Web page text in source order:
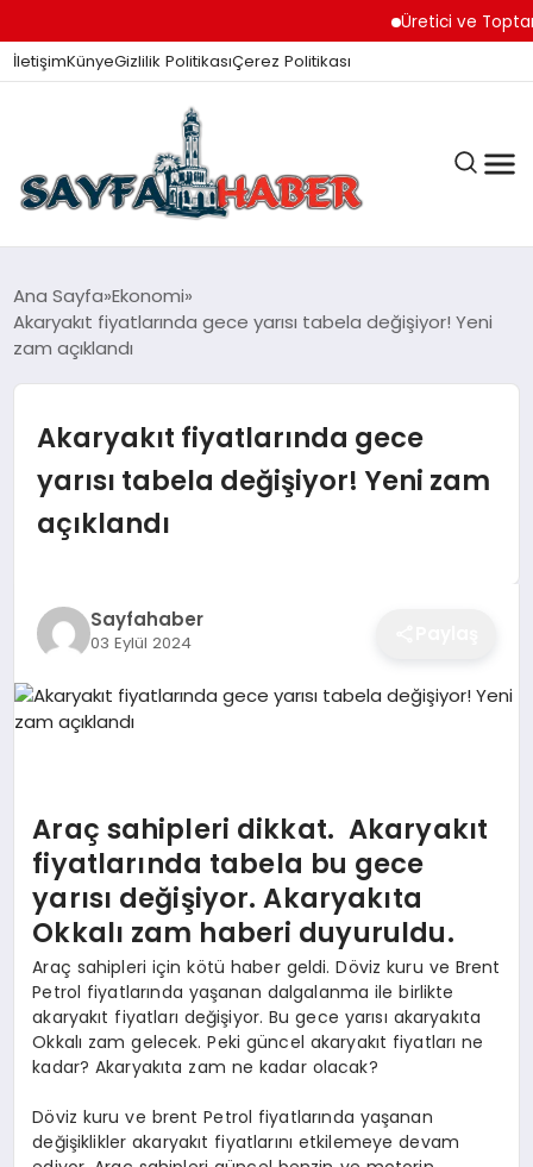
Üretici ve
İletişimKünyeGizlilik PolitikasıÇerez Politikası
ANA SAYFA
GÜNDEM
İZMIR HABERLERI
EKONOMI
SAĞLIK
SPOR
YAŞAM
DIĞER
Ana Sayfa Ekonomi
Akaryakıt fiyatlarında gece yarısı tabela değişiyor! Yeni
zam açıklandı
Akaryakıt fiyatlarında gece
yarısı tabela değişiyor! Yeni zam
açıklandı
Sayfahaber
03 Eylül 2024
Araç sahipleri dikkat. Akaryakıt
fiyatlarında tabela bu gece
yarısı değişiyor. Akaryakıta
Okkalı zam haberi duyuruldu.
Araç sahipleri için kötü haber geldi. Döviz kuru ve Brent
Petrol fiyatlarında yaşanan dalgalanma ile birlikte
akaryakıt fiyatları değişiyor. Bu gece yarısı akaryakıta
Okkalı zam gelecek. Peki güncel akaryakıt fiyatları ne
kadar? Akaryakıta zam ne kadar olacak?
Döviz kuru ve brent Petrol fiyatlarında yaşanan
değişiklikler akaryakıt fiyatlarını etkilemeye devam